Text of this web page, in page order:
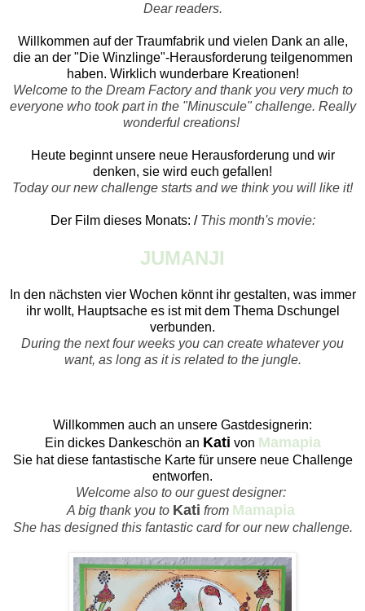
Dear readers.
Willkommen auf der Traumfabrik und vielen Dank an alle,
die an der "Die Winzlinge"-Herausforderung teilgenommen
haben. Wirklich wunderbare Kreationen!
Welcome to the Dream Factory and thank you very much to
everyone who took part in the "Minuscule" challenge. Really
wonderful creations!
Heute beginnt unsere neue Herausforderung und wir
denken, sie wird euch gefallen!
Today our new challenge starts and we think you will like it!
Der Film dieses Monats: / This month's movie:
JUMANJI
In den nächsten vier Wochen könnt ihr gestalten, was immer
ihr wollt, Hauptsache es ist mit dem Thema Dschungel
verbunden.
During the next four weeks you can create whatever you
want, as long as it is related to the jungle.
Willkommen auch an unsere Gastdesignerin:
Ein dickes Dankeschön an Kati von Mamapia
Sie hat diese fantastische Karte für unsere neue Challenge
entworfen.
Welcome also to our guest designer:
A big thank you to Kati from Mamapia
She has designed this fantastic card for our new challenge.